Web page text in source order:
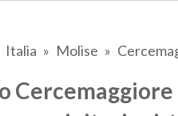
Italia Molise